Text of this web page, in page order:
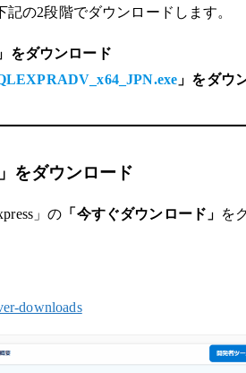
記の2段階でダウンロードします。
」をダウンロード
」をダウ
をダウンロード
」の 「今すぐダウンロード」 を
downloads